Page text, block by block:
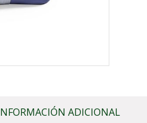
ADICIONAL